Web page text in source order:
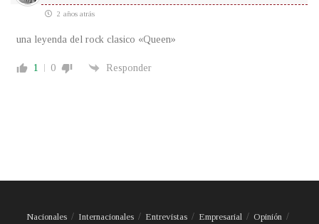
2 años atrás
una leyenda del rock clasico «Queen»
1 0 Responder
Nacionales Internacionales Entrevistas Empresarial Opinión